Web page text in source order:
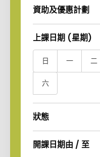
資助及優惠計劃
Expand Options
上課日期 (星期)
Collapse Options
日 一 二
六
狀態
Expand Options
開課日期由 / 至
Expand Options